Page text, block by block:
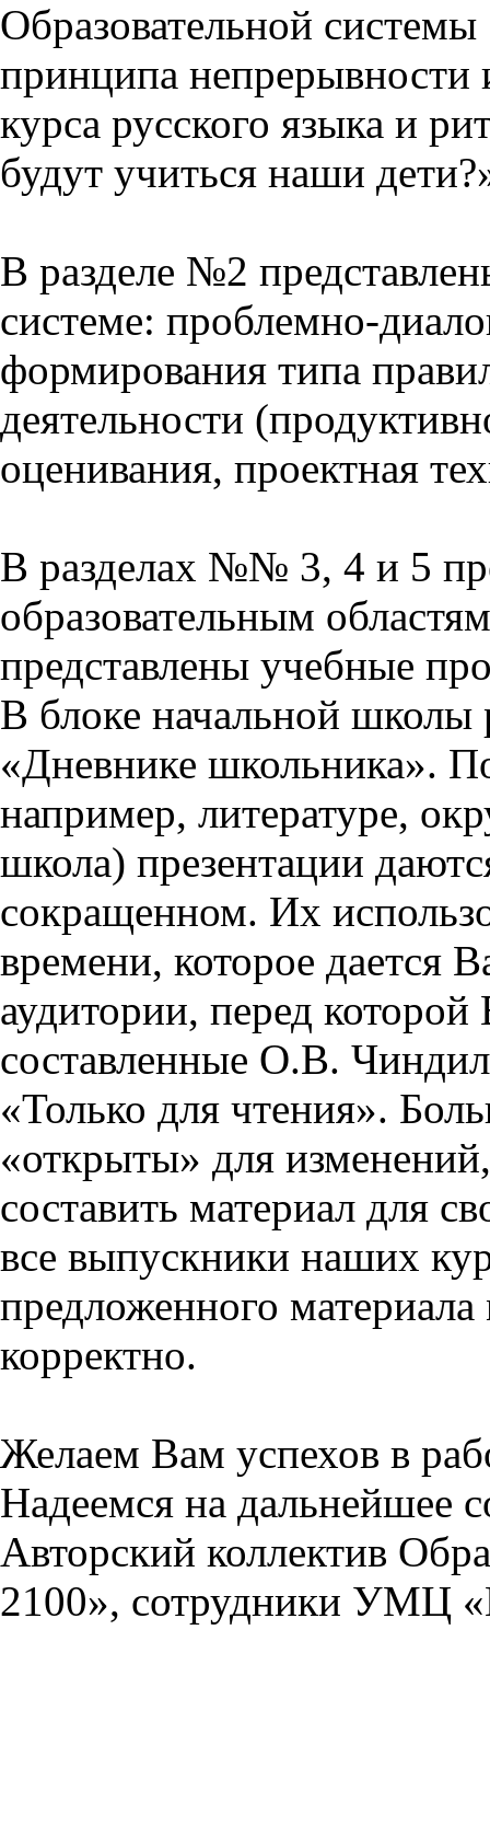
Образовательной
принципа непрерывности
курса русского языка и
будут учиться наши
В разделе №2
системе: проблемно-
формирования типа
деятельности
оценивания, проектная
В разделах №№ 3, 4 и 5
образовательным
представлены учебные
В блоке начальной школы
«Дневнике школьника».
например, литературе,
школа) презентации
сокращенном. Их
времени, которое дается
аудитории, перед
составленные О.В.
«Только для чтения».
«открыты» для
составить материал для
все выпускники наших
предложенного
корректно.
Желаем Вам успехов в
Надеемся на дальнейшее
Авторский коллектив
2100», сотрудники УМЦ